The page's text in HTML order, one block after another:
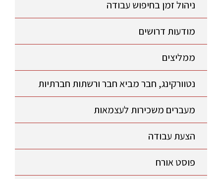
ניהול זמן בחיפוש עבודה
מודעות דרושים
ממליצים
נטוורקינג, חבר מביא חבר ורשתות חברתיות
מעברים משכירות לעצמאות
הצעת עבודה
פוסט אורח